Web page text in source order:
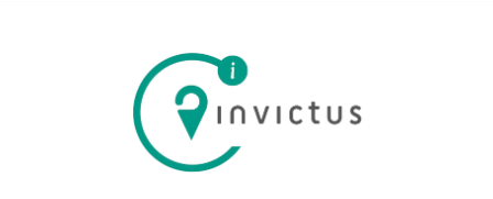
Inmobiliaria
Invictus